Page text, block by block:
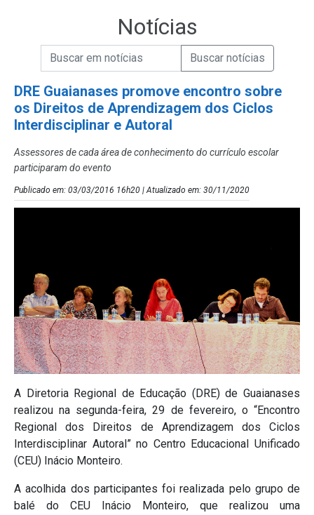
Notícias
Campo de Busca de Notícias
Campo de Busca de informaçõesEnviar a Busca de Notícias
DRE Guaianases promove encontro sobre
os Direitos de Aprendizagem dos Ciclos
Interdisciplinar e Autoral
Assessores de cada área de conhecimento do currículo escolar
participaram do evento
Publicado em: 03/03/2016 16h20 | Atualizado em: 30/11/2020
A Diretoria Regional de Educação (DRE) de Guaianases
realizou na segunda-feira, 29 de fevereiro, o “Encontro
Regional dos Direitos de Aprendizagem dos Ciclos
Interdisciplinar Autoral” no Centro Educacional Unificado
(CEU) Inácio Monteiro.
A acolhida dos participantes foi realizada pelo grupo de
balé do CEU Inácio Monteiro, que realizou uma